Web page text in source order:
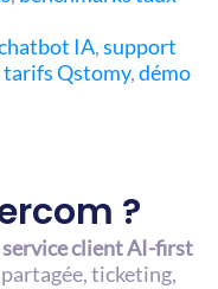
IA, support
tarifs Qstomy, démo
?
service client AI-first
ticketing,